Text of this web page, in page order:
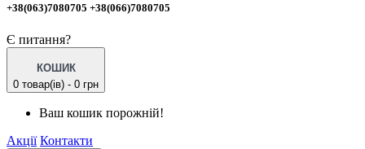
+38(063)7080705 +38(066)7080705
Є питання?
КОШИК
0 товар(ів) - 0 грн
Ваш кошик порожній!
Акції Контакти